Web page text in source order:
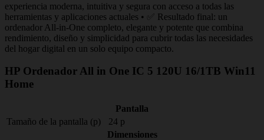
experiencia moderna, intuitiva y segura con acceso a todas las
herramientas y aplicaciones actuales • ✅ Resultado final: un
ordenador All‑in‑One completo, elegante y potente que combina
rendimiento, diseño y simplicidad para cubrir todas las necesidades
del hogar digital en un solo equipo compacto.
HP Ordenador All in One IC 5 120U 16/1TB Win11
Home
Pantalla
Tamaño de la pantalla (p)
24 p
Dimensiones